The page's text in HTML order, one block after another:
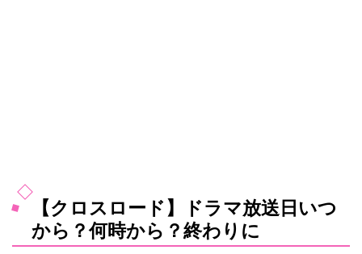
【クロスロード】ドラマ放送日いつ
から？何時から？終わりに